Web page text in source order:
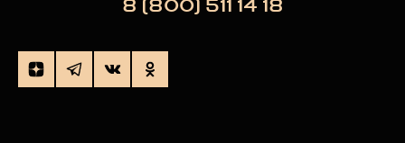
8 (800) 511 14 18